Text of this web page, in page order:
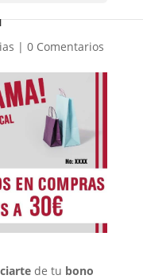
| 0 Comentarios
de tu bono